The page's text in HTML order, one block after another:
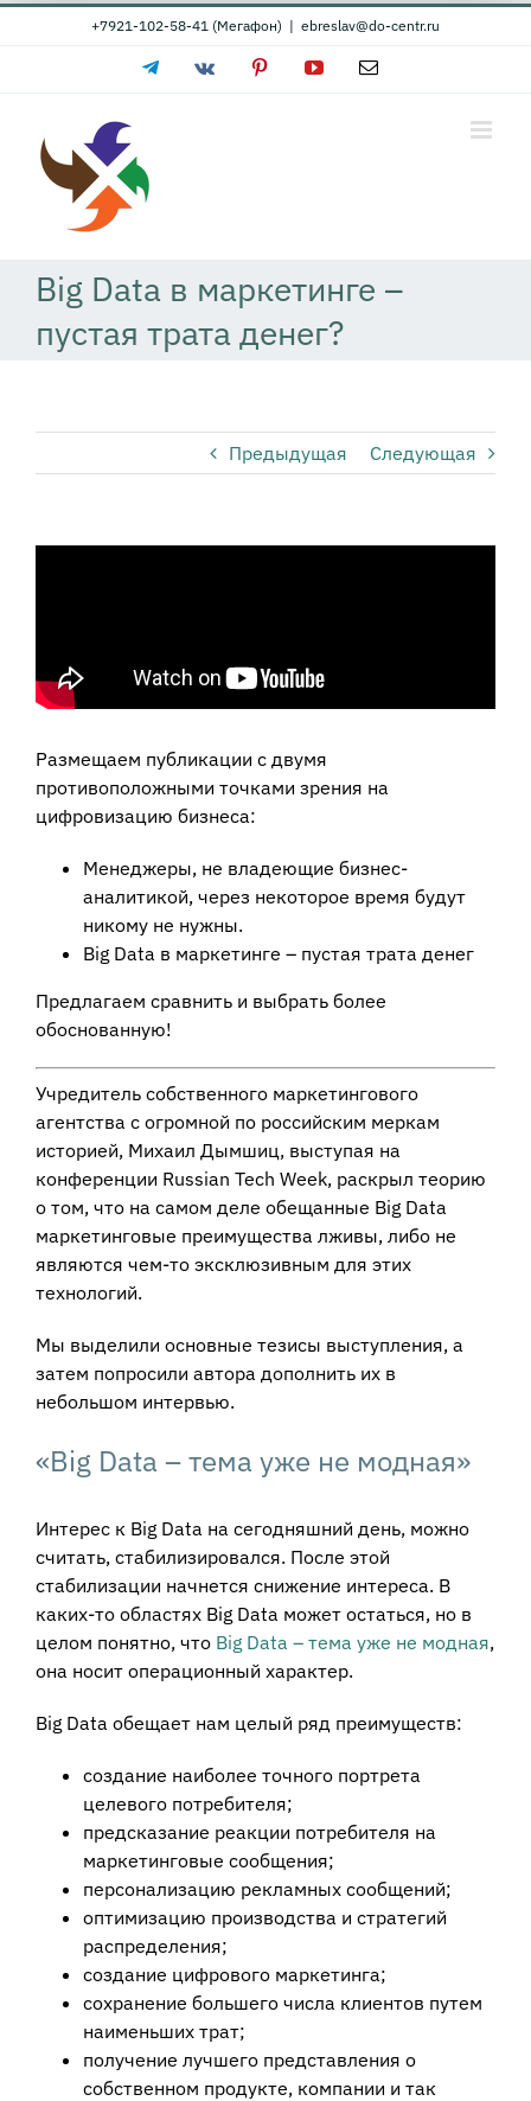
Skip
+7921-102-58-41 (Мегафон) | ebreslav@do-centr.ru
TelegramVk PinterestYouTubeEmail
Big Data в маркетинге –
пустая трата денег?
Предыдущая Следующая
Размещаем публикации с двумя
противоположными точками зрения на
цифровизацию бизнеса:
Менеджеры, не владеющие бизнес-
аналитикой, через некоторое время будут
никому не нужны.
Big Data в маркетинге – пустая трата денег
Предлагаем сравнить и выбрать более
обоснованную!
Учредитель собственного маркетингового
агентства с огромной по российским меркам
историей, Михаил Дымшиц, выступая на
конференции Russian Tech Week, раскрыл теорию
о том, что на самом деле обещанные Big Data
маркетинговые преимущества лживы, либо не
являются чем-то эксклюзивным для этих
технологий.
Мы выделили основные тезисы выступления, а
затем попросили автора дополнить их в
небольшом интервью.
«Big Data – тема уже не модная»
Интерес к Big Data на сегодняшний день, можно
считать, стабилизировался. После этой
стабилизации начнется снижение интереса. В
каких-то областях Big Data может остаться, но в
целом понятно, что Big Data – тема уже не модная,
она носит операционный характер.
Big Data обещает нам целый ряд преимуществ:
создание наиболее точного портрета
целевого потребителя;
предсказание реакции потребителя на
маркетинговые сообщения;
персонализацию рекламных сообщений;
оптимизацию производства и стратегий
распределения;
создание цифрового маркетинга;
сохранение большего числа клиентов путем
наименьших трат;
получение лучшего представления о
собственном продукте, компании и так